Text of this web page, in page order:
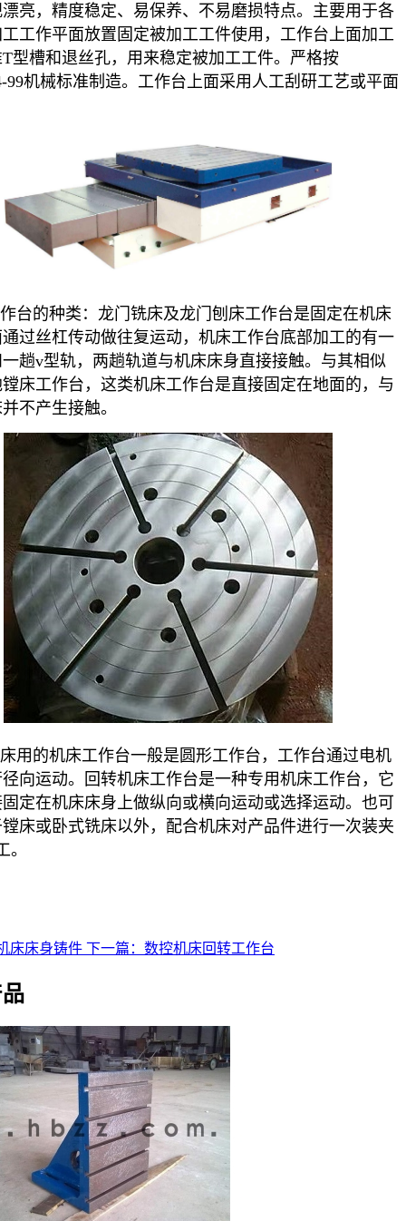
亮，精度稳定、易保养、不易磨损特点。主要用于各
工作平面放置固定被加工工件使用，工作台上面加工
型槽和退丝孔，用来稳定被加工工件。严格按
99机械标准制造。工作台上面采用人工刮研工艺或平面
台的种类：龙门铣床及龙门刨床工作台是固定在机床
过丝杠传动做往复运动，机床工作台底部加工的有一
趟v型轨，两趟轨道与机床床身直接接触。与其相似
床工作台，这类机床工作台是直接固定在地面的，与
不产生接触。
用的机床工作台一般是圆形工作台，工作台通过电机
向运动。回转机床工作台是一种专用机床工作台，它
定在机床床身上做纵向或横向运动或选择运动。也可
床或卧式铣床以外，配合机床对产品件进行一次装夹
。
床床身铸件 下一篇：数控机床回转工作台